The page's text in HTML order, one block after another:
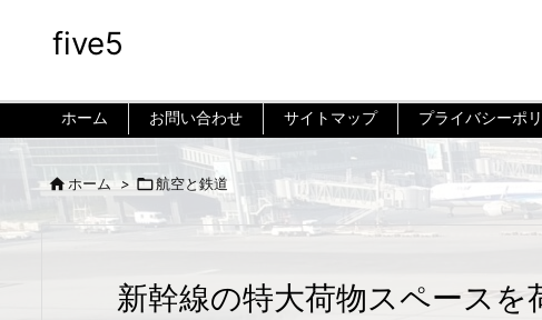
five5
ホーム お問い合わせ サイトマップ プライバシーポ
ホーム > 航空と鉄道
新幹線の特大荷物スペースを